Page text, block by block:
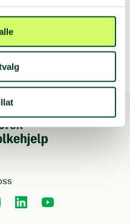
andre eksplosiver i deres